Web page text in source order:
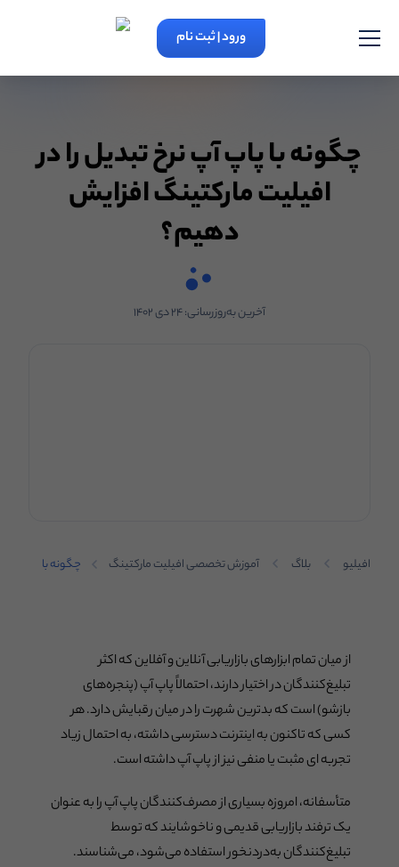
ورود | ثبت نام
چگونه با پاپ آپ نرخ تبدیل را در
افیلیت مارکتینگ افزایش
دهیم؟
آخرین به‌روزرسانی:۲۴ دی ۱۴۰۲
افیلیو بلاگ آموزش تخصصی افیلیت مارکتینگ
چگونه با
از میان تمام ابزارهای بازاریابی آنلاین و آفلاین که اکثر
تبلیغ‌کنندگان در اختیار دارند، احتمالاً پاپ آپ (پنجره‌های
بازشو) است که بدترین شهرت را در میان رقبایش دارد. هر
کسی که تاکنون به اینترنت دسترسی داشته، به احتمال زیاد
تجربه ای مثبت یا منفی نیز از پاپ آپ داشته است.
متأسفانه، امروزه بسیاری از مصرف‌کنندگان پاپ آپ را به عنوان
یک ترفند بازاریابی قدیمی و ناخوشایند که توسط
تبلیغ‌کنندگان به‌دردنخور استفاده می‌شود، می‌شناسند.